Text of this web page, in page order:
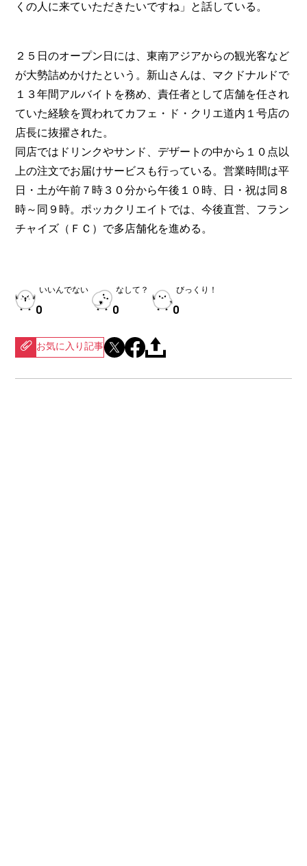
くの人に来ていただきたいですね」と話している。
２５日のオープン日には、東南アジアからの観光客など
が大勢詰めかけたという。新山さんは、マクドナルドで
１３年間アルバイトを務め、責任者として店舗を任され
ていた経験を買われてカフェ・ド・クリエ道内１号店の
店長に抜擢された。
同店ではドリンクやサンド、デザートの中から１０点以
上の注文でお届けサービスも行っている。営業時間は平
日・土が午前７時３０分から午後１０時、日・祝は同８
時～同９時。ポッカクリエイトでは、今後直営、フラン
チャイズ（ＦＣ）で多店舗化を進める。
いいんでない
0
なして？
0
びっくり！
0
お気に入り記事